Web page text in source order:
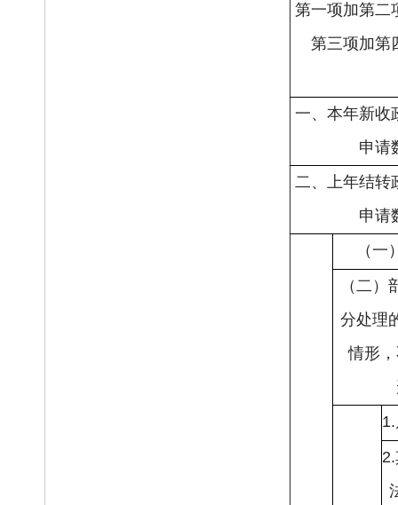
第一项加第二
第三项加第
一、本年新收
申请
二、上年结转
申请
（一
（二）
分处理
情形